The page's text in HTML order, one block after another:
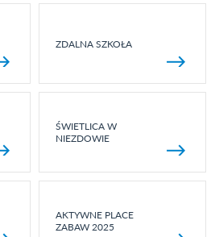
ZDALNA SZKOŁA
ŚWIETLICA W
NIEZDOWIE
AKTYWNE PLACE
ZABAW 2025